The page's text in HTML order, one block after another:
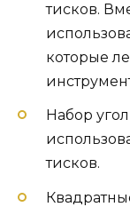
тисков.
которые
Набор
тисков.